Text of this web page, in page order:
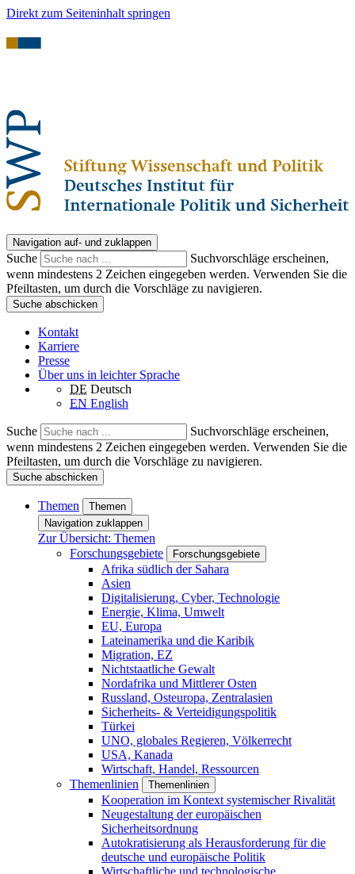
Direkt zum Seiteninhalt springen
Navigation auf- und zuklappen
Suche
Suchvorschläge erscheinen,
wenn mindestens 2 Zeichen eingegeben werden. Verwenden Sie die
Pfeiltasten, um durch die Vorschläge zu navigieren.
Suche abschicken
Kontakt
Karriere
Presse
Über uns in leichter Sprache
DE Deutsch
EN English
Suche
Suchvorschläge erscheinen,
wenn mindestens 2 Zeichen eingegeben werden. Verwenden Sie die
Pfeiltasten, um durch die Vorschläge zu navigieren.
Suche abschicken
Themen
Themen
Navigation zuklappen
Zur Übersicht: Themen
Forschungsgebiete
Forschungsgebiete
Afrika südlich der Sahara
Asien
Digitalisierung, Cyber, Technologie
Energie, Klima, Umwelt
EU, Europa
Lateinamerika und die Karibik
Migration, EZ
Nichtstaatliche Gewalt
Nordafrika und Mittlerer Osten
Russland, Osteuropa, Zentralasien
Sicherheits- & Verteidigungspolitik
Türkei
UNO, globales Regieren, Völkerrecht
USA, Kanada
Wirtschaft, Handel, Ressourcen
Themenlinien
Themenlinien
Kooperation im Kontext systemischer Rivalität
Neugestaltung der europäischen
Sicherheitsordnung
Autokratisierung als Herausforderung für die
deutsche und europäische Politik
Wirtschaftliche und technologische